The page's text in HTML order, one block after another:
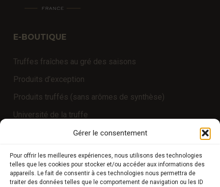
Gérer le consentement
Pour offrir les meilleures expériences, nous utilisons des technologies
telles que les cookies pour stocker et/ou accéder aux informations des
appareils. Le fait de consentir à ces technologies nous permettra de
traiter des données telles que le comportement de navigation ou les ID
E-BOUTIQUE
Truffes fraîches au gré des saisons
Produits d’exception
Produits truffés (sans arômes de synthèse)
Université de la truffe
COMPTE CLIENT